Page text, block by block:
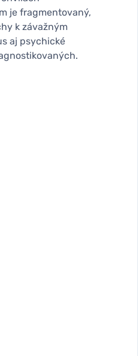
je fragmentovaný,
k závažným
aj psychické